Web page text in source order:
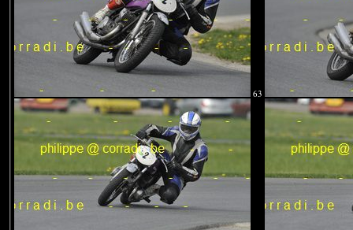
63